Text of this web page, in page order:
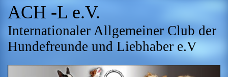
ACH -L e.V.
Internationaler Allgemeiner Club der
Hundefreunde und Liebhaber e.V